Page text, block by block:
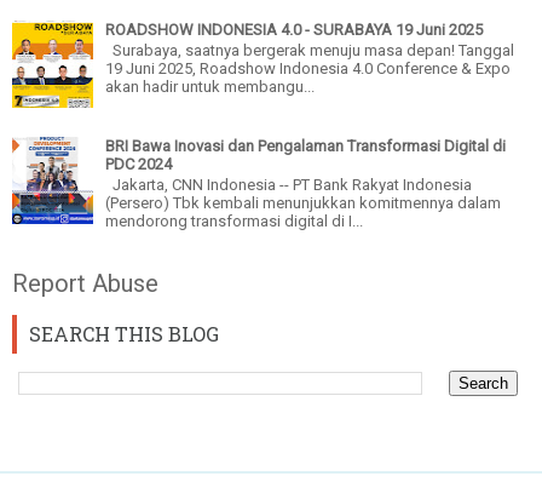
ROADSHOW INDONESIA 4.0 - SURABAYA 19 Juni 2025
Surabaya, saatnya bergerak menuju masa depan! Tanggal
19 Juni 2025, Roadshow Indonesia 4.0 Conference & Expo
akan hadir untuk membangu...
BRI Bawa Inovasi dan Pengalaman Transformasi Digital di
PDC 2024
Jakarta, CNN Indonesia -- PT Bank Rakyat Indonesia
(Persero) Tbk kembali menunjukkan komitmennya dalam
mendorong transformasi digital di I...
Report Abuse
SEARCH THIS BLOG